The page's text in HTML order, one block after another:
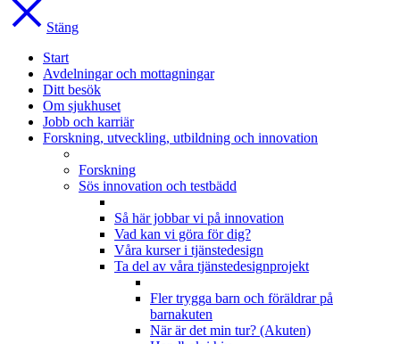
Stäng
Start
Avdelningar och mottagningar
Ditt besök
Om sjukhuset
Jobb och karriär
Forskning, utveckling, utbildning och innovation
Forskning
Sös innovation och testbädd
Så här jobbar vi på innovation
Vad kan vi göra för dig?
Våra kurser i tjänstedesign
Ta del av våra tjänstedesignprojekt
Fler trygga barn och föräldrar på
barnakuten
När är det min tur? (Akuten)